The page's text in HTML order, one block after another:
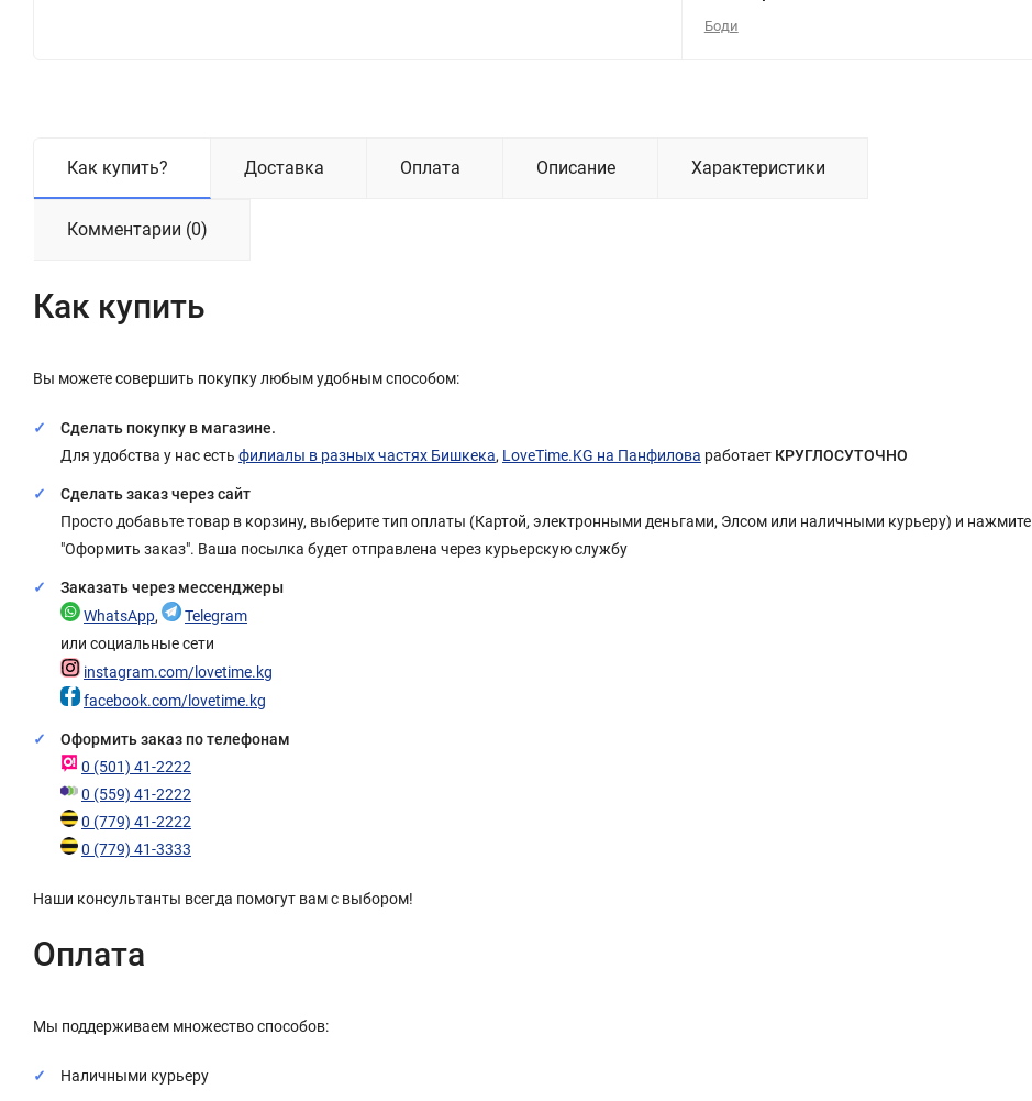
Боди
Как купить? Доставка Оплата Описание Характеристики
Комментарии (0)
Как купить
Вы можете совершить покупку любым удобным способом:
Сделать покупку в магазине.
Для удобства у нас есть филиалы в разных частях Бишкека, LoveTime.KG на Панфилова работает КРУГЛОСУТОЧНО
Сделать заказ через сайт
Просто добавьте товар в корзину, выберите тип оплаты (Картой, электронными деньгами, Элсом или наличными курьеру) и нажмите
"Оформить заказ". Ваша посылка будет отправлена через курьерскую службу
Заказать через мессенджеры
WhatsApp,
Telegram
или социальные сети
instagram.com/lovetime.kg
facebook.com/lovetime.kg
Оформить заказ по телефонам
0 (501) 41-2222
0 (559) 41-2222
0 (779) 41-2222
0 (779) 41-3333
Наши консультанты всегда помогут вам с выбором!
Оплата
Мы поддерживаем множество способов:
Наличными курьеру